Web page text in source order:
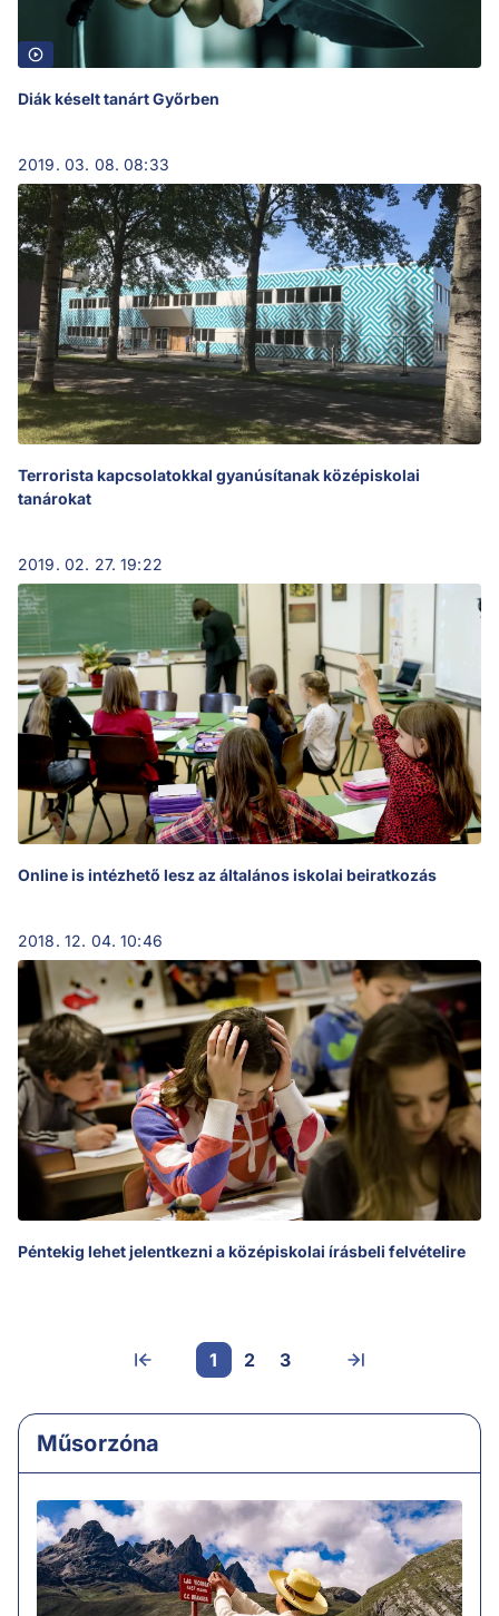
Diák késelt tanárt Győrben
2019. 03. 08. 08:33
Terrorista kapcsolatokkal gyanúsítanak középiskolai
tanárokat
2019. 02. 27. 19:22
Online is intézhető lesz az általános iskolai beiratkozás
2018. 12. 04. 10:46
Péntekig lehet jelentkezni a középiskolai írásbeli felvételire
1 2 3
Műsorzóna